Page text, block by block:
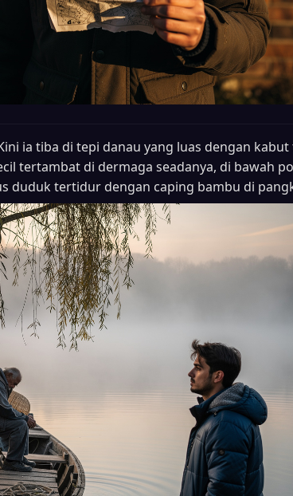
ia tiba di tepi danau yang luas dengan
tertambat di dermaga seadanya, di bawah
duduk tertidur dengan caping bambu di